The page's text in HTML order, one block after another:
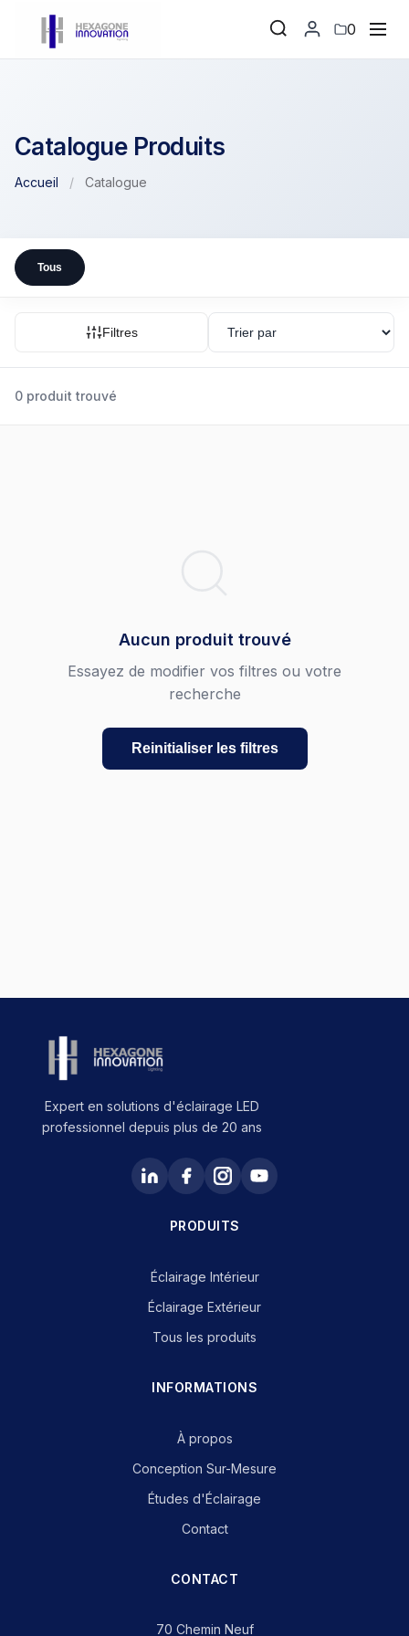
0
Catalogue Produits
Accueil / Catalogue
Tous
Filtres
0 produit trouvé
Aucun produit trouvé
Essayez de modifier vos filtres ou votre
recherche
Reinitialiser les filtres
Expert en solutions d'éclairage LED
professionnel depuis plus de 20 ans
PRODUITS
Éclairage Intérieur
Éclairage Extérieur
Tous les produits
INFORMATIONS
À propos
Conception Sur-Mesure
Études d'Éclairage
Contact
CONTACT
70 Chemin Neuf